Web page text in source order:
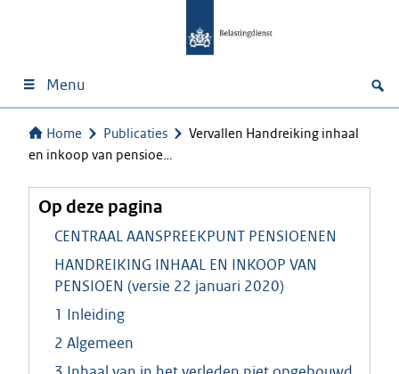
Menu
Home Publicaties
Vervallen Handreiking inhaal
en inkoop van pensioe…
Op deze pagina
CENTRAAL AANSPREEKPUNT PENSIOENEN
HANDREIKING INHAAL EN INKOOP VAN
PENSIOEN (versie 22 januari 2020)
1 Inleiding
2 Algemeen